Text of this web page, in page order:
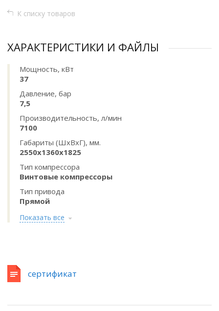
К списку товаров
ХАРАКТЕРИСТИКИ И ФАЙЛЫ
Мощность, кВт
37
Давление, бар
7,5
Производительность, л/мин
7100
Габариты (ШхВхГ), мм.
2550х1360х1825
Тип компрессора
Винтовые компрессоры
Тип привода
Прямой
Показать все
сертификат